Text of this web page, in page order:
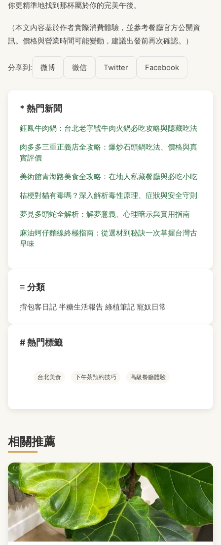
你更精準地找到那杯屬於你的完美午後。
（本文內容基於作者實際消費體驗，並參考餐廳官方公開資
訊。價格與營業時間可能變動，建議出發前再次確認。）
分享到: 微博 微信 Twitter Facebook
* 熱門新聞
鈺鳳牛肉鍋：台北老字號牛肉火鍋必吃攻略與隱藏吃法
肉多多三重正義店全攻略：爆炒石頭鍋吃法、價格與真
實評價
美術館青海路美食全攻略：在地人私藏餐廳與必吃小吃
桔梗對貓有毒嗎？深入解析毒性原理、症狀與安全守則
夢見多頭蛇全解析：解夢意義、心理暗示與實用指南
麻油蚵仔麵線終極指南：從選材到秘訣一次掌握台灣古
早味
≡ 分類
揹包客日記 半糖生活報告 綠植筆記 寵奴日常
# 熱門標籤
台北美食 下午茶預約技巧 高級餐廳體驗
相關推薦